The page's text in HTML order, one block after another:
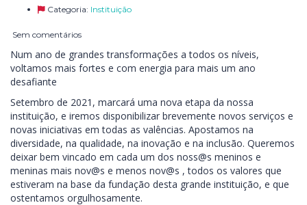
Categoria: Instituição
Sem comentários
Num ano de grandes transformações a todos os níveis,
voltamos mais fortes e com energia para mais um ano
desafiante
Setembro de 2021, marcará uma nova etapa da nossa
instituição, e iremos disponibilizar brevemente novos serviços e
novas iniciativas em todas as valências. Apostamos na
diversidade, na qualidade, na inovação e na inclusão. Queremos
deixar bem vincado em cada um dos noss@s meninos e
meninas mais nov@s e menos nov@s , todos os valores que
estiveram na base da fundação desta grande instituição, e que
ostentamos orgulhosamente.